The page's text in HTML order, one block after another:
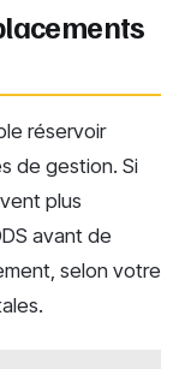
réservoir
de gestion. Si
plus
avant de
selon votre